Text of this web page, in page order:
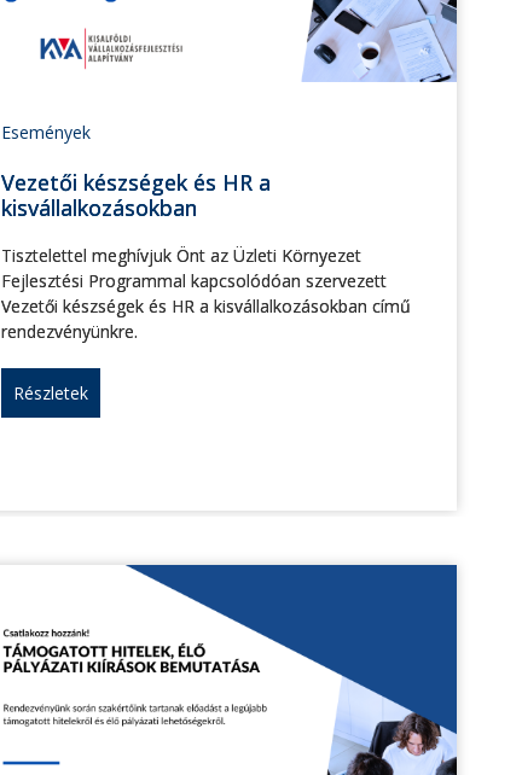
Események
Vezetői készségek és HR a
kisvállalkozásokban
Tisztelettel meghívjuk Önt az Üzleti Környezet
Fejlesztési Programmal kapcsolódóan szervezett
Vezetői készségek és HR a kisvállalkozásokban című
rendezvényünkre.
Részletek